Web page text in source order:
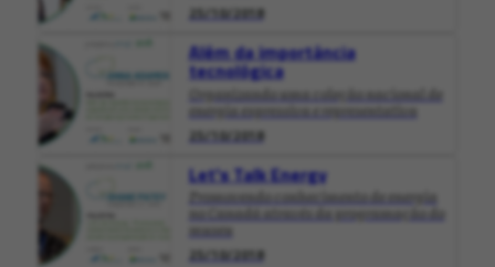
25/10/2018
Além da importância
tecnológica
Organizando uma coleção nacional de
energia expressiva e representativa
25/10/2018
Let's Talk Energy
Promovendo conhecimento de energia
no Canadá através da programação do
museu
25/10/2018